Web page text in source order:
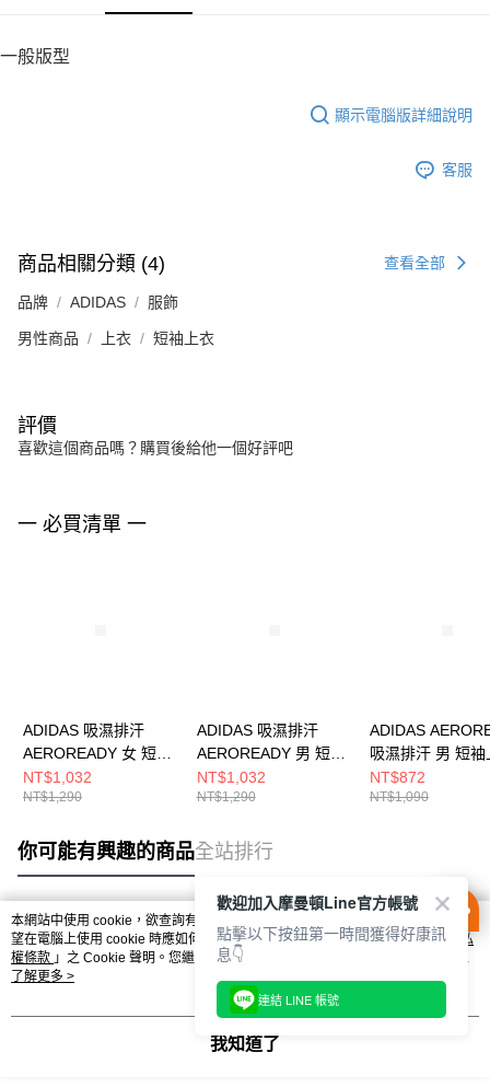
一般版型
顯示電腦版詳細說明
客服
商品相關分類 (4) 查看全部
品牌 ADIDAS 服飾
男性商品 上衣 短袖上衣
評價
喜歡這個商品嗎？購買後給他一個好評吧
一 必買清單 一
ADIDAS 吸濕排汗
AEROREADY 女 短袖
上衣 IQ2654
NT$1,032
NT$1,290
ADIDAS 吸濕排汗
AEROREADY 男 短袖
上衣 IS3809
NT$1,032
NT$1,290
ADIDAS
吸濕排汗 男 短袖
IK7436
NT$872
NT$1,090
你可能有興趣的商品全站排行
熱門標籤
本網站中使用 cookie，欲查詢有關本網站使用 cookie 方式之詳情，及若您不希
望在電腦上使用 cookie 時應如何變更電腦的 cookie 設定，請參閱本網站「
隱私
權條款 」之 Cookie 聲明。您繼續使用本網站即表示您同意本公司得按本網站使
用條款之 Cookie 聲明使用 cookie。
了解更多 >
我知道了
歡迎加入摩曼頓Line官方帳號
點擊以下按鈕第一時間獲得好康訊
息👇
連結 LINE 帳號